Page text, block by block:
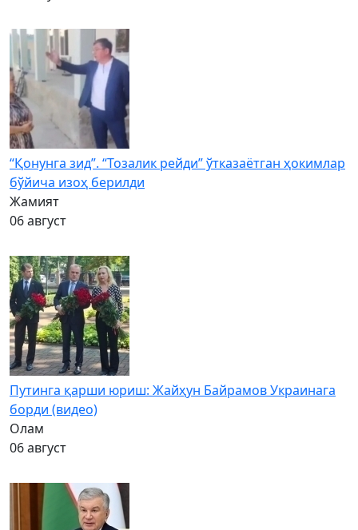
“Қонунга зид”. “Тозалик рейди” ўтказаётган ҳокимлар
бўйича изоҳ берилди
Жамият
06 август
Путинга қарши юриш: Жайҳун Байрамов Украинага
борди (видео)
Олам
06 август